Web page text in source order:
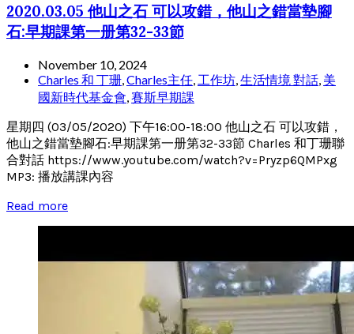
2020.03.05 他山之石 可以攻錯，他山之錯當墊腳
石:早期課第一册第32-33節
November 10, 2024
Charles 和 丁珊,Charles主任, 工作坊,生活情境 對話, 美
國新時代基金會,賽斯早期課
星期四 (03/05/2020) 下午16:00-18:00 他山之石 可以攻錯，
他山之錯當墊腳石:早期課第一册第32-33節 Charles 和丁珊聯
合對話 https://www.youtube.com/watch?v=Pryzp6QMPxg
MP3: 播放講課內容
Read more